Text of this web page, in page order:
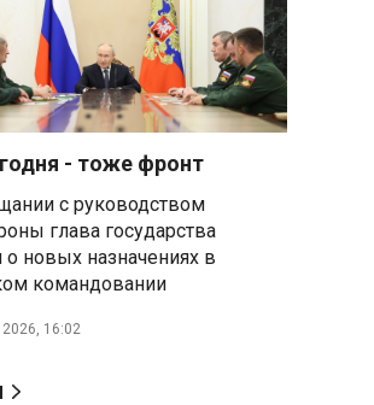
- тоже фронт
с руководством
глава государства
о новых назначениях в
командовании
2026, 16:02